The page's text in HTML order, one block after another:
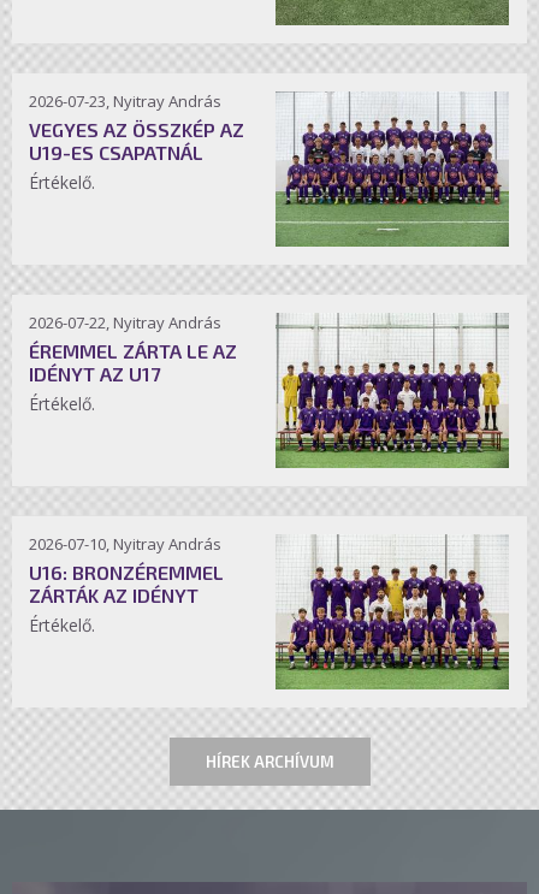
2026-07-23, Nyitray András
VEGYES AZ ÖSSZKÉP AZ
U19-ES CSAPATNÁL
Értékelő.
2026-07-22, Nyitray András
ÉREMMEL ZÁRTA LE AZ
IDÉNYT AZ U17
Értékelő.
2026-07-10, Nyitray András
U16: BRONZÉREMMEL
ZÁRTÁK AZ IDÉNYT
Értékelő.
HÍREK ARCHÍVUM